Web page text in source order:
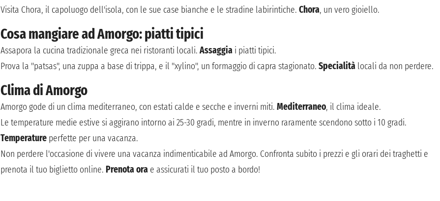
Visita Chora, il capoluogo dell'isola, con le sue case bianche e le stradine labirintiche. Chora, un vero gioiello.
Cosa mangiare ad Amorgo: piatti tipici
Assapora la cucina tradizionale greca nei ristoranti locali. Assaggia i piatti tipici.
Prova la "patsas", una zuppa a base di trippa, e il "xylino", un formaggio di capra stagionato. Specialità locali da non perdere.
Clima di Amorgo
Amorgo gode di un clima mediterraneo, con estati calde e secche e inverni miti. Mediterraneo, il clima ideale.
Le temperature medie estive si aggirano intorno ai 25-30 gradi, mentre in inverno raramente scendono sotto i 10 gradi.
Temperature perfette per una vacanza.
Non perdere l'occasione di vivere una vacanza indimenticabile ad Amorgo. Confronta subito i prezzi e gli orari dei traghetti e
prenota il tuo biglietto online. Prenota ora e assicurati il tuo posto a bordo!